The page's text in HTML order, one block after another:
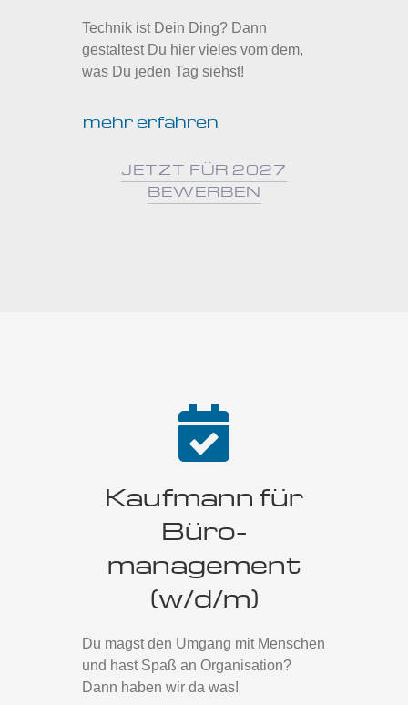
Technik ist Dein Ding? Dann
gestaltest Du hier vieles vom dem,
was Du jeden Tag siehst!
mehr erfahren
JETZT FÜR 2027
BEWERBEN
Kaufmann für
Büro­
management
(w/d/m)
Du magst den Umgang mit Menschen
und hast Spaß an Organisation?
Dann haben wir da was!